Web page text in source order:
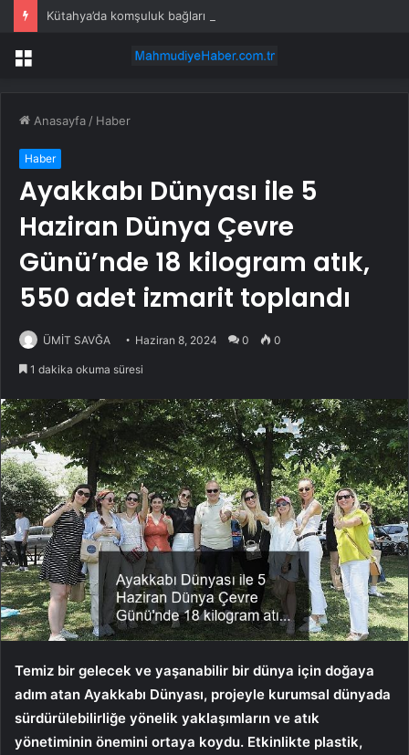
Kütahya’da komşuluk bağları güçleniyor
Menü
Anasayfa / Haber
Haber
Ayakkabı Dünyası ile 5
Haziran Dünya Çevre
Günü’nde 18 kilogram atık,
550 adet izmarit toplandı
ÜMİT SAVĞA Haziran 8, 2024 0 0
1 dakika okuma süresi
Temiz bir gelecek ve yaşanabilir bir dünya için doğaya
adım atan Ayakkabı Dünyası, projeyle kurumsal dünyada
sürdürülebilirliğe yönelik yaklaşımların ve atık
yönetiminin önemini ortaya koydu. Etkinlikte plastik,